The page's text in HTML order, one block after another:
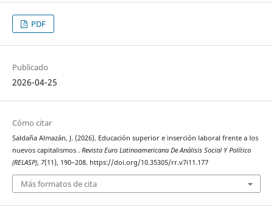
PDF
Publicado
2026-04-25
Cómo citar
Saldaña Almazán, J. (2026). Educación superior e inserción laboral frente a los
nuevos capitalismos . Revista Euro Latinoamericana De Análisis Social Y Político
(RELASP), 7(11), 190–208. https://doi.org/10.35305/rr.v7i11.177
Más formatos de cita